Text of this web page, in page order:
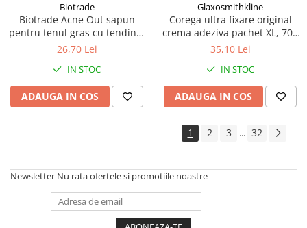
Biotrade
Biotrade Acne Out sapun
pentru tenul gras cu tendinta
acneica, 100g Zephyr Labs
26,70 Lei
IN STOC
ADAUGA IN COS
Glaxosmithkline
Corega ultra fixare original
crema adeziva pachet XL, 70g
Zephyr Labs
35,10 Lei
IN STOC
ADAUGA IN COS
1 2 3 ... 32
Newsletter Nu rata ofertele si promotiile noastre